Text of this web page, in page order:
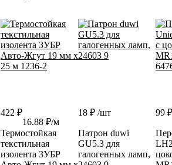
422 ₽
16.88 ₽/м
Термостойкая
текстильная
изолента ЗУБР
18 ₽ /шт
Патрон duwi
GU5.3 для
галогенных ламп,
99